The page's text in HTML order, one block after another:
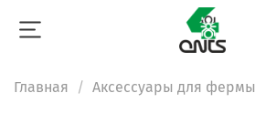
Главная Аксессуары для фермы